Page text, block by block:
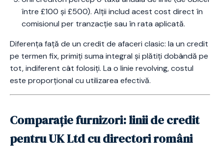
între £100 și £500). Alții includ acest cost direct în
comisionul per tranzacție sau în rata aplicată.
Diferența față de un credit de afaceri clasic: la un credit
pe termen fix, primiți suma integral și plătiți dobândă pe
tot, indiferent cât folosiți. La o linie revolving, costul
este proporțional cu utilizarea efectivă.
Comparație furnizori: linii de credit
pentru UK Ltd cu directori români